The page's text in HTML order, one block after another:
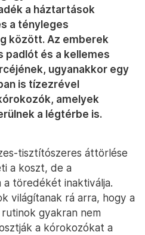
a háztartások
a tényleges
között. Az emberek
és a kellemes
ugyanakkor egy
is tízezrével
amelyek
a légtérbe is.
tisztítószeres áttörlése
a koszt, de a
töredékét inaktiválja.
világítanak rá arra, hogy a
gyakran nem
a kórokozókat a